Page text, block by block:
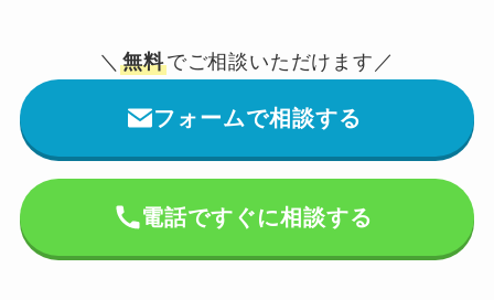
＼無料でご相談いただけます／
フォームで相談する
電話ですぐに相談する